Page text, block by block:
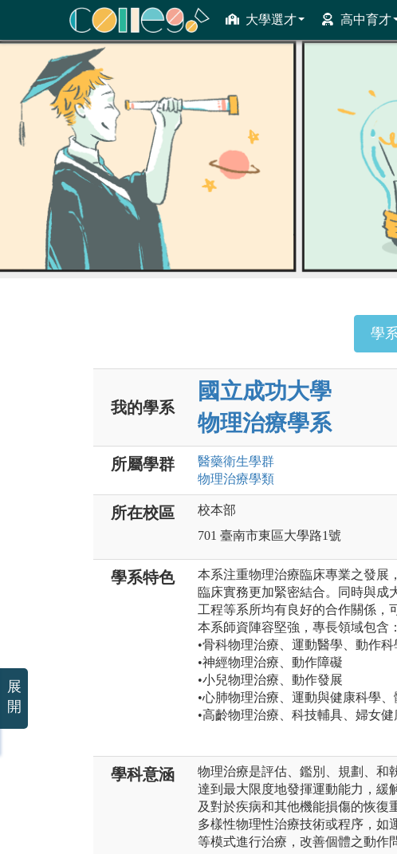
大學選才 高中育才
ColleGo! 大學選才與高中育才輔助系統
學
我的學系
國立成功大學
物理治療學系
所屬學群 醫藥衛生學群
物理治療學類
所在校區
校本部
701 臺南市東區大學路1號
學系特色
本系注重物理治療臨床專業之發展
臨床實務更加緊密結合。同時與成
工程等系所均有良好的合作關係，
本系師資陣容堅強，專長領域包含：
•骨科物理治療、運動醫學、動作科
•神經物理治療、動作障礙
•小兒物理治療、動作發展
•心肺物理治療、運動與健康科學
•高齡物理治療、科技輔具、婦女健
學科意涵
物理治療是評估、鑑別、規劃、和
達到最大限度地發揮運動能力，緩
及對於疾病和其他機能損傷的恢復
多樣性物理性治療技術或程序，如
等模式進行治療，改善個體之動作
展
開